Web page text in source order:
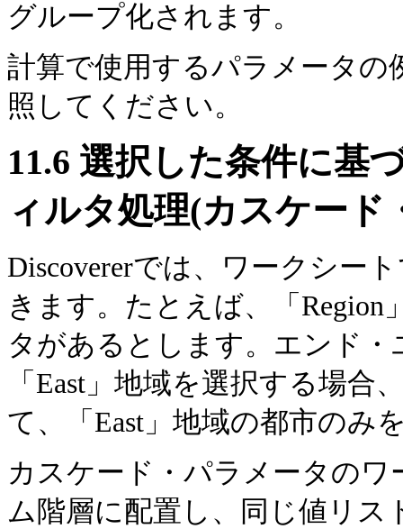
グループ化されます。
計算で使用するパラメータの
照してください。
11.6 選択した条件に基
ィルタ処理(カスケード
Discovererでは、ワークシー
きます。たとえば、「
タがあるとします。エンド
「East」地域を選択する場合
て、「East」地域の都市のみ
カスケード・パラメータの
ム階層に配置し、同じ値リ